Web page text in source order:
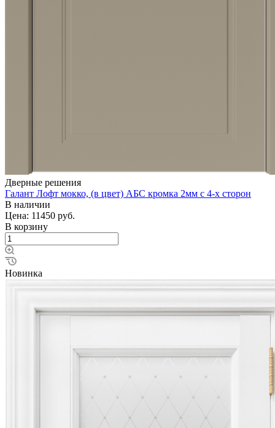
Дверные решения
Галант Лофт мокко, (в цвет) АБС кромка 2мм с 4-х сторон
В наличии
Цена: 11450 руб.
В корзину
Новинка